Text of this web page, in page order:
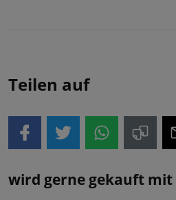
Teilen auf
wird gerne gekauft mit